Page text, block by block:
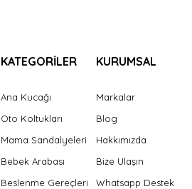
KATEGORİLER
Ana Kucağı
Oto Koltukları
Mama Sandalyeleri
Bebek Arabası
Beslenme Gereçleri
KURUMSAL
Markalar
Blog
Hakkımızda
Bize Ulaşın
Whatsapp Destek